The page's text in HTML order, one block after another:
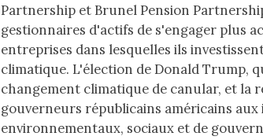
Partnership et Brunel Pension
gestionnaires d'actifs de s'engager plus
entreprises dans lesquelles ils
climatique. L'élection de Donald Trump,
changement climatique de canular, et la
gouverneurs républicains américains aux
environnementaux, sociaux et de